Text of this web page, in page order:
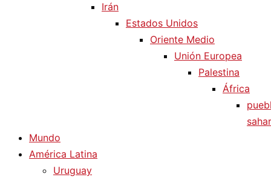
Irán
Estados Unidos
Oriente Medio
Unión Europea
Palestina
África
Mundo
América Latina
Uruguay